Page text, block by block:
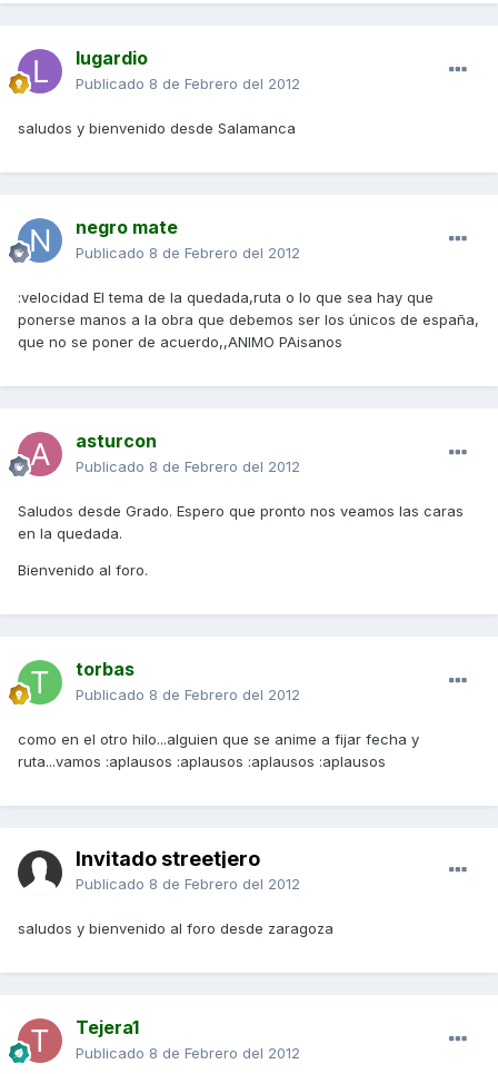
lugardio
Publicado 8 de Febrero del 2012
saludos y bienvenido desde Salamanca
negro mate
Publicado 8 de Febrero del 2012
:velocidad El tema de la quedada,ruta o lo que sea hay que
ponerse manos a la obra que debemos ser los únicos de españa,
que no se poner de acuerdo,,ANIMO PAisanos
asturcon
Publicado 8 de Febrero del 2012
Saludos desde Grado. Espero que pronto nos veamos las caras
en la quedada.
Bienvenido al foro.
torbas
Publicado 8 de Febrero del 2012
como en el otro hilo...alguien que se anime a fijar fecha y
ruta...vamos :aplausos :aplausos :aplausos :aplausos
Invitado streetjero
Publicado 8 de Febrero del 2012
saludos y bienvenido al foro desde zaragoza
Tejera1
Publicado 8 de Febrero del 2012